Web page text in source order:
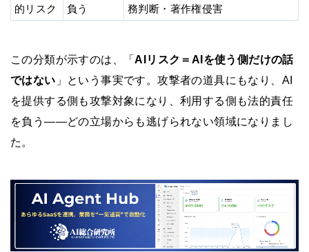
的リスク
負う
務判断・著作権侵害
この分類が示すのは、「AIリスク＝AIを使う側だけの話
ではない 」という事実です。攻撃者の道具にもなり、AI
を提供する側も攻撃対象になり、利用する側も法的責任
を負う——どの立場からも逃げられない領域になりまし
た。